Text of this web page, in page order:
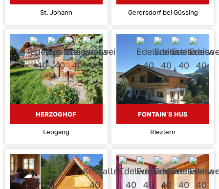
St. Johann Gerersdorf bei Güssing
HERZOGHOF
Leogang
FONTAIN´S HUS
Riezlern